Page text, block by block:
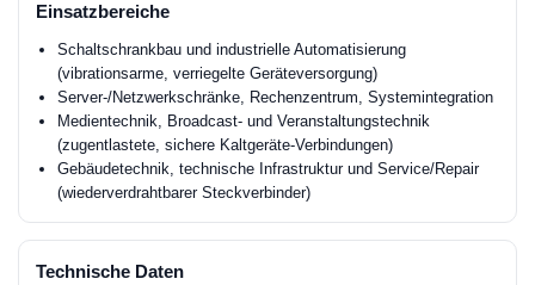
Einsatzbereiche
Schaltschrankbau und industrielle Automatisierung
(vibrationsarme, verriegelte Geräteversorgung)
Server-/Netzwerkschränke, Rechenzentrum, Systemintegration
Medientechnik, Broadcast- und Veranstaltungstechnik
(zugentlastete, sichere Kaltgeräte-Verbindungen)
Gebäudetechnik, technische Infrastruktur und Service/Repair
(wiederverdrahtbarer Steckverbinder)
Technische Daten